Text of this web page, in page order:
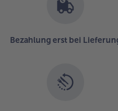
Bezahlung erst bei